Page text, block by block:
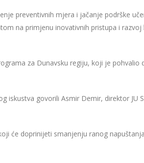
preventivnih mjera i jačanje podrške
na primjenu inovativnih pristupa i
za Dunavsku regiju, koji je
govorili Asmir Demir, direktor JU
će doprinijeti smanjenju ranog